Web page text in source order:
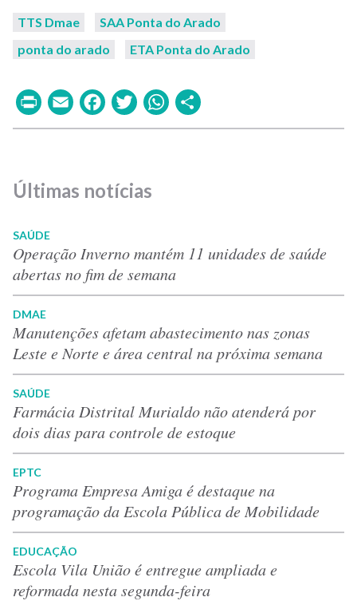
TTS Dmae
SAA Ponta do Arado
ponta do arado
ETA Ponta do Arado
PrintEmailFacebook
TwitterWhatsApp
Últimas notícias
SAÚDE
Operação Inverno mantém 11 unidades de saúde
abertas no fim de semana
DMAE
Manutenções afetam abastecimento nas zonas
Leste e Norte e área central na próxima semana
SAÚDE
Farmácia Distrital Murialdo não atenderá por
dois dias para controle de estoque
EPTC
Programa Empresa Amiga é destaque na
programação da Escola Pública de Mobilidade
EDUCAÇÃO
Escola Vila União é entregue ampliada e
reformada nesta segunda-feira